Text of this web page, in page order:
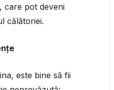
care pot deveni
călătoriei.
este bine să fii